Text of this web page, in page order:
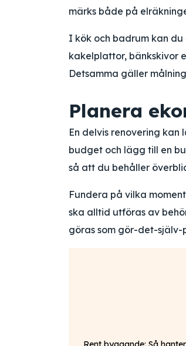
märks både på
I kök och badrum kan
kakelplattor, bänkskivor
Detsamma gäller
Planera
En delvis renovering
budget och lägg till en
så att du behåller
Fundera på vilka
ska alltid utföras av
göras som gör-det-själv-